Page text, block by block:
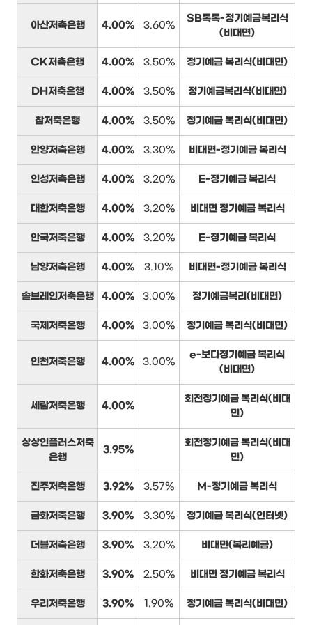
아산저축은행 4.00% 3.60%
SB톡톡-정기예금복리식
(비대면)
CK저축은행 4.00% 3.50% 정기예금 복리식(비대면)
DH저축은행 4.00% 3.50% 정기예금복리식(비대면)
참저축은행 4.00% 3.50% 정기예금 복리식(비대면)
안양저축은행 4.00% 3.30% 비대면-정기예금 복리식
인성저축은행 4.00% 3.20% E-정기예금 복리식
대한저축은행 4.00% 3.20% 비대면 정기예금 복리식
안국저축은행 4.00% 3.20% E-정기예금 복리식
남양저축은행 4.00% 3.10% 비대면-정기예금 복리식
솔브레인저축은행 4.00% 3.00% 정기예금복리(비대면)
국제저축은행 4.00% 3.00% 정기예금 복리식(비대면)
인천저축은행 4.00% 3.00%
e-보다정기예금 복리식
(비대면)
세람저축은행 4.00%
회전정기예금 복리식(비대
면)
상상인플러스저축
은행
3.95%
회전정기예금 복리식(비대
면)
진주저축은행 3.92% 3.57% M-정기예금 복리식
금화저축은행 3.90% 3.30% 정기예금 복리식(인터넷)
더블저축은행 3.90% 3.20% 비대면(복리예금)
한화저축은행 3.90% 2.50% 비대면 정기예금 복리식
우리저축은행 3.90% 1.90% 정기예금 복리식(비대면)